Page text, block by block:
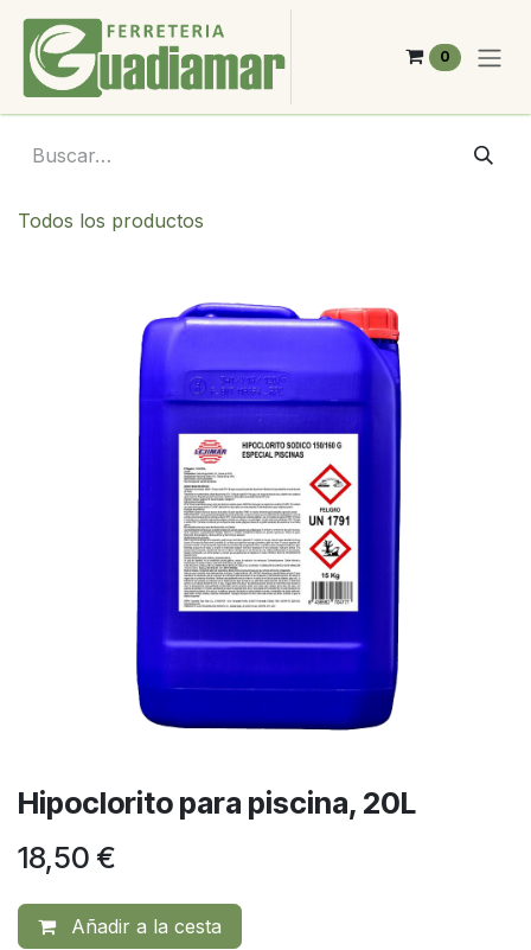
Ir al contenido
0
Todos los productos
Hipoclorito para piscina, 20L
18,50 €
Añadir a la cesta